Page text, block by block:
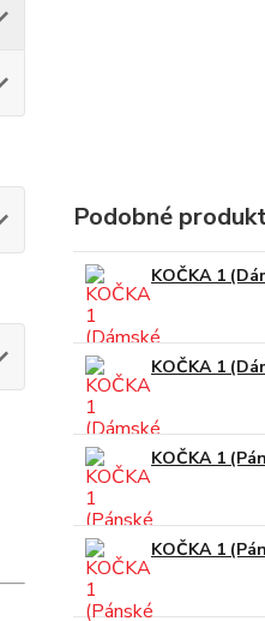
Podobné
KOČKA 1
KOČKA 1
KOČKA 1
KOČKA 1